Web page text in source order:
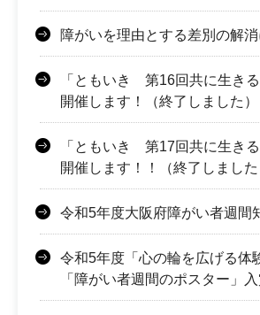
障がいを理由とする差別の解
「ともいき 第16回共に生き
開催します！（終了しました）
「ともいき 第17回共に生き
開催します！！（終了しました
令和5年度大阪府障がい者週間
令和5年度「心の輪を広げる体
「障がい者週間のポスター」